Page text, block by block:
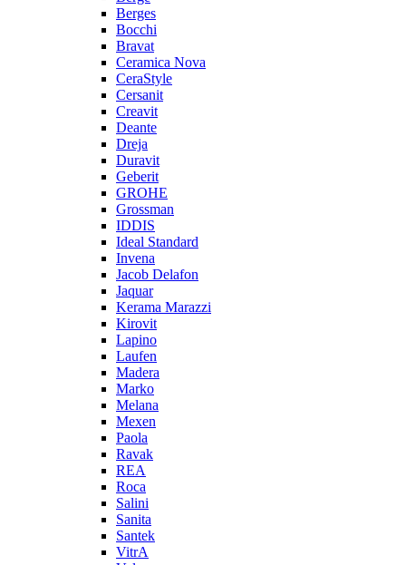
Berges
Bocchi
Bravat
Ceramica Nova
CeraStyle
Cersanit
Creavit
Deante
Dreja
Duravit
Geberit
GROHE
Grossman
IDDIS
Ideal Standard
Invena
Jacob Delafon
Jaquar
Kerama Marazzi
Kirovit
Lapino
Laufen
Madera
Marko
Melana
Mexen
Paola
Ravak
REA
Roca
Salini
Sanita
Santek
VitrA